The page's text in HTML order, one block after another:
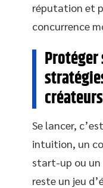
réputation et
concurrence
Protéger
créateurs
Se lancer,
intuition, un
start-up ou un
reste un jeu